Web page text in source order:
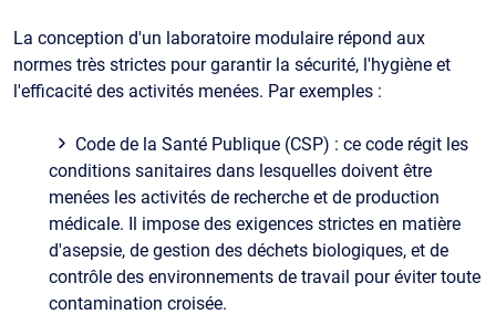
La conception d'un laboratoire modulaire répond aux
normes très strictes pour garantir la sécurité, l'hygiène et
l'efficacité des activités menées. Par exemples :
Code de la Santé Publique (CSP) : ce code régit les
conditions sanitaires dans lesquelles doivent être
menées les activités de recherche et de production
médicale. Il impose des exigences strictes en matière
d'asepsie, de gestion des déchets biologiques, et de
contrôle des environnements de travail pour éviter toute
contamination croisée.